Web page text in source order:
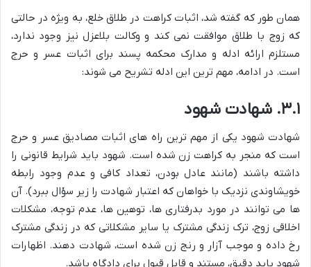
همان طور که گفته شد، اثبات کراهت در طلاق خلع، به ویژه در حالتی
که زوج با طلاق موافقت نمی کند و وکالت بلاعزل نیز وجود ندارد،
مستلزم ارائه ادله و مدارک محکمه پسند برای اثبات عسر و حرج
است. در ادامه، مهم ترین این ادله تشریح می شوند:
۳.۱. شهادت شهود
شهادت شهود یکی از مهم ترین راه های اثبات مصادیق عسر و حرج
است که منجر به کراهت زن شده است. شهود باید شرایط قانونی را
داشته باشند (مانند عادل بودن، تعداد کافی و عدم وجود رابطه
خویشاوندی نزدیک با خواهان که اعتبار شهادت را زیر سؤال ببرد). آن
ها می توانند در مورد بدرفتاری ها، توهین ها، عدم توجه، مشکلات
اخلاقی زوج، ترک زندگی مشترک یا سایر مشکلاتی که در زندگی مشترک
رخ داده و موجب آزار و رنج زن شده است، شهادت دهند. اظهارات
شهود باید دقیق، مستند و قابل قبول برای دادگاه باشد.